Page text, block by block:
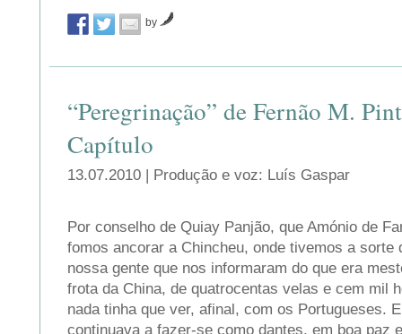
by
“Peregrinação” de Fernão M.
Capítulo
13.07.2010 | Produção e voz: Luís Gaspar
Por conselho de Quiay Panjão, que Amónio de
fomos ancorar a Chincheu, onde tivemos a sorte
nossa gente que nos informaram do que era
frota da China, de quatrocentas velas e cem mil
nada tinha que ver, afinal, com os Portugueses.
continuava a fazer-se como dantes, em boa paz